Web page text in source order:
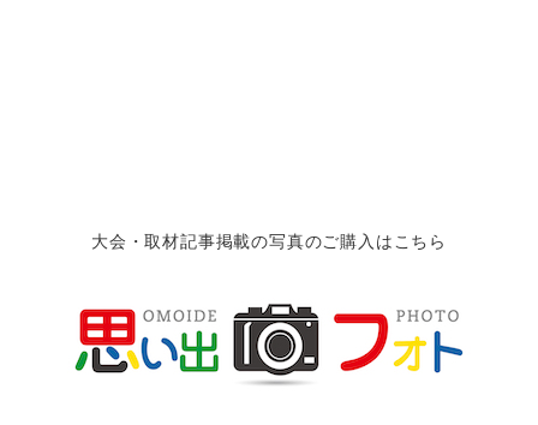
大会・取材記事掲載の写真のご購入はこちら